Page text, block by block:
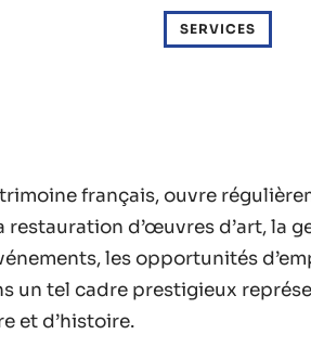
SERVICES
français, ouvre
d’œuvres d’art, la
les opportunités
un tel cadre prestigieux
et d’histoire.